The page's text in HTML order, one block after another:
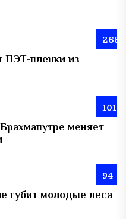
268
ПЭТ-пленки из
101
меняет
94
губит молодые леса